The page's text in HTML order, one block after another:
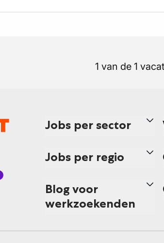
1 van de 1
Jobs per sector
Jobs per regio
Blog voor
werkzoekenden